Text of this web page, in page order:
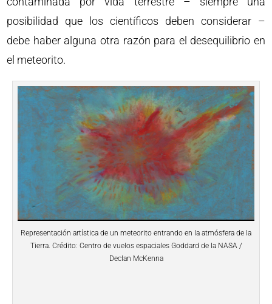
posibilidad que los científicos deben considerar –
debe haber alguna otra razón para el desequilibrio en
el meteorito.
Representación artística de un meteorito entrando en la atmósfera de la
Tierra. Crédito: Centro de vuelos espaciales Goddard de la NASA /
Declan McKenna